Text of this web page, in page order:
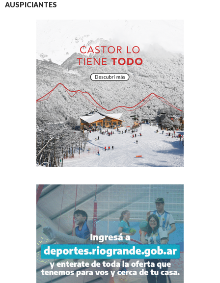
AUSPICIANTES